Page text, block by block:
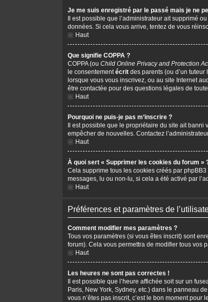
Je me suis enregistré par le passé mais je ne
Il est possible que l’administrateur ait supprimé
données. Si cela vous arrive, tentez de vous
Haut
Que signifie COPPA ?
COPPA (ou Child Online Privacy and Protection
le consentementécrit des parents (ou d’un
lorsque vous vous inscrivez, ou au site Internet
être contactée pour des questions légales de
Haut
Pourquoi ne puis-je pas m’inscrire ?
Il est possible que le propriétaire du site ait
empêcher de nouvelles. Contactez
Haut
À quoi sert « Supprimer les cookies du forum »
Cela supprime tous les cookies créés par
messages, lu ou non-lu, si cela a été activé par
Haut
Préférences et paramètres de
Comment modifier mes paramètres ?
Tous vos paramètres (si vous êtes inscrit) sont
forum). Cela vous permettra de modifier tous vos
Haut
Les heures ne sont pas correctes !
Il est possible que l’heure affichée soit sur un
Paris, New York, Sydney, etc.) dans le panneau
vous n’êtes pas inscrit, c’est le bon moment pour